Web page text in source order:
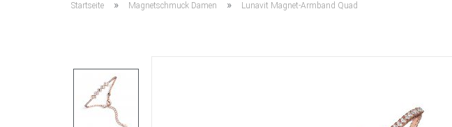
Startseite » Magnetschmuck Damen » Lunavit Magnet-Armband Quad